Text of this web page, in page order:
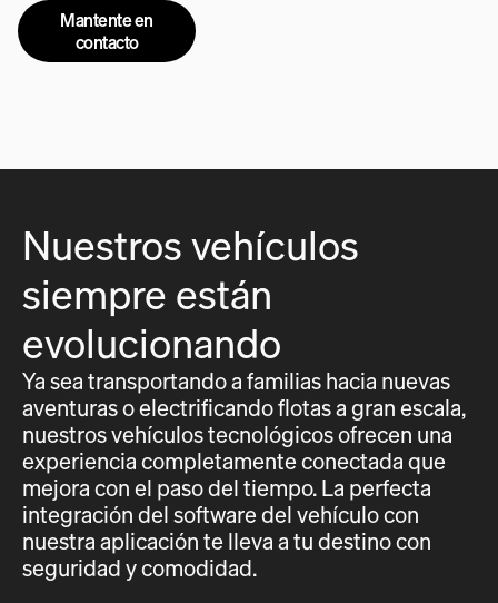
Mantente en
contacto
Nuestros vehículos
siempre están
evolucionando
Ya sea transportando a familias hacia nuevas
aventuras o electrificando flotas a gran escala,
nuestros vehículos tecnológicos ofrecen una
experiencia completamente conectada que
mejora con el paso del tiempo. La perfecta
integración del software del vehículo con
nuestra aplicación te lleva a tu destino con
seguridad y comodidad.